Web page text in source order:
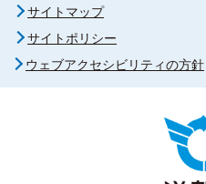
サイトマップ
サイトポリシー
ウェブアクセシビリティの方針